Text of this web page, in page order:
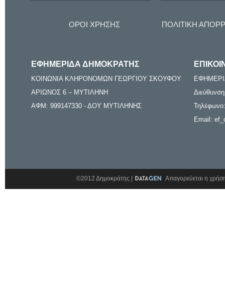
ΟΡΟΙ ΧΡΗΣΗΣ ΠΟΛΙΤΙΚΗ
ΕΦΗΜΕΡΙΔΑ ΔΗΜΟΚΡΑΤΗΣ
ΚΟΙΝΩΝΙΑ ΚΛΗΡΟΝΟΜΩΝ ΓΕΩΡΓΙΟΥ ΣΚΟΥΦΟΥ
ΑΡΙΩΝΟΣ 6 – ΜΥΤΙΛΗΝΗ
ΑΦΜ: 999147330 - ΔΟΥ ΜΥΤΙΛΗΝΗΣ
Email:
©2012 Δημοκράτης | Απαγορεύεται η